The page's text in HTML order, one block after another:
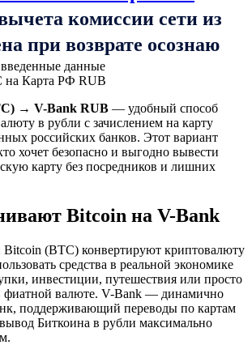
комиссии сети из
при возврате осознаю
данные
на Карта РФ RUB
→ V-Bank RUB — удобный способ
в рубли с зачислением на карту
российских банков. Этот вариант
хочет безопасно и выгодно вывести
карту без посредников и лишних
Bitcoin на V-Bank
(BTC) конвертируют криптовалюту
средства в реальной экономике
инвестиции, путешествия или просто
фиатной валюте. V-Bank — динамично
поддерживающий переводы по картам
Биткоина в рубли максимально